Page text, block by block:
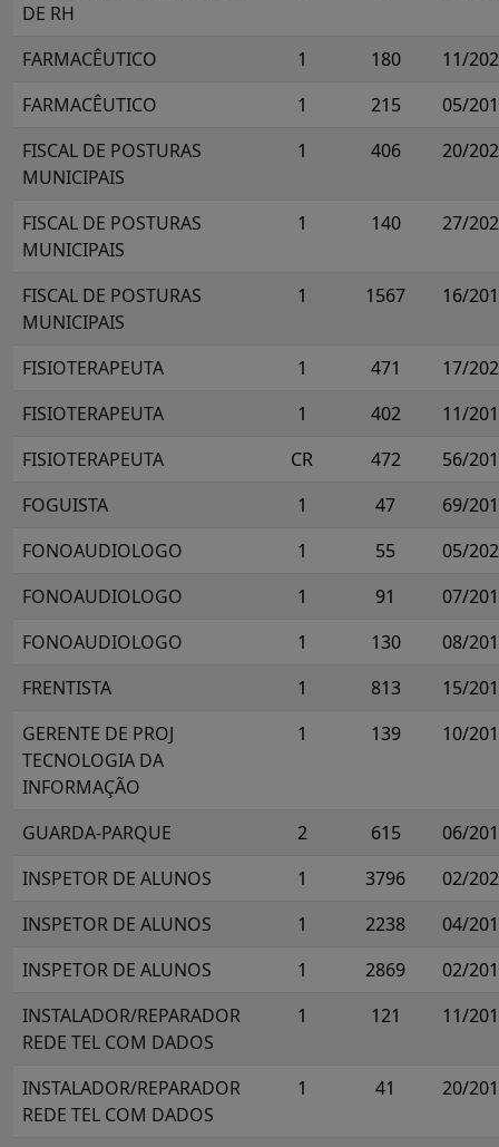
DE RH
FARMACÊUTICO 1 180
11/
FARMACÊUTICO
1 215
05/
FISCAL DE POSTURAS
MUNICIPAIS
1 406 20/
FISCAL DE POSTURAS
MUNICIPAIS
1 140 27/
FISCAL DE POSTURAS
MUNICIPAIS
1 1567 16/
FISIOTERAPEUTA 1 471
17/
FISIOTERAPEUTA
1 402
11/
FISIOTERAPEUTA
CR 472
56/
FOGUISTA
1 47
69/
FONOAUDIOLOGO
1 55
05/
FONOAUDIOLOGO
1 91
07/
FONOAUDIOLOGO
1 130
08/
FRENTISTA
1 813
15/
GERENTE DE PROJ
TECNOLOGIA DA
INFORMAÇÃO
1 139 10/
GUARDA-PARQUE 2 615
06/
INSPETOR DE ALUNOS
1 3796
02/
INSPETOR DE ALUNOS
1 2238
04/
INSPETOR DE ALUNOS
1 2869
02/
INSTALADOR/REPARADOR
REDE TEL COM DADOS
1 121 11/
INSTALADOR/REPARADOR
REDE TEL COM DADOS
1 41 20/